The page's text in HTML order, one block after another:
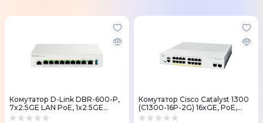
Комутатор D-Link DBR-600-P,
7x2.5GE LAN PoE, 1x2.5GE
LAN/WAN PoE, 1x2.5GE WAN,
Комутатор Cisco Catalyst 1300
(C1300-16P-2G) 16xGE, PoE,
2x1G SFP